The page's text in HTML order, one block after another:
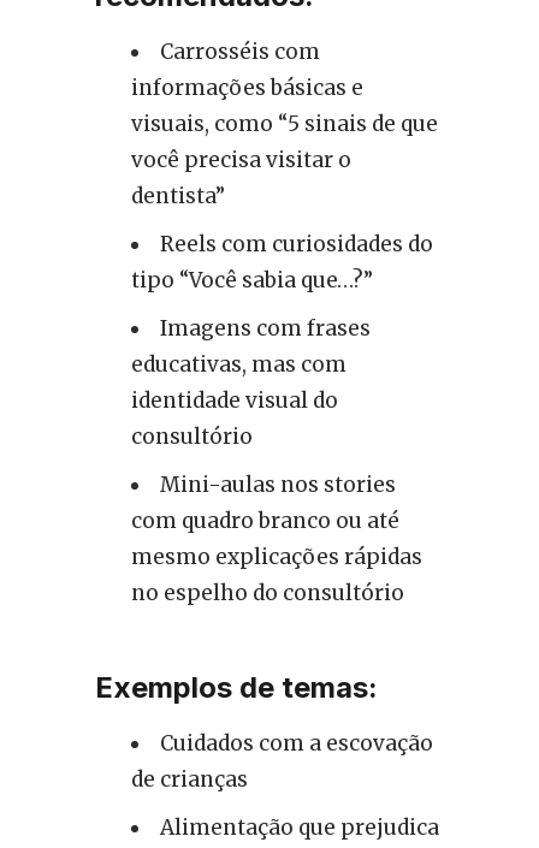
Carrosséis com
informações básicas e
visuais, como “5 sinais de que
você precisa visitar o
dentista”
Reels com curiosidades do
tipo “Você sabia que…?”
Imagens com frases
educativas, mas com
identidade visual do
consultório
Mini-aulas nos stories
com quadro branco ou até
mesmo explicações rápidas
no espelho do consultório
Exemplos de temas:
Cuidados com a escovação
de crianças
Alimentação que prejudica